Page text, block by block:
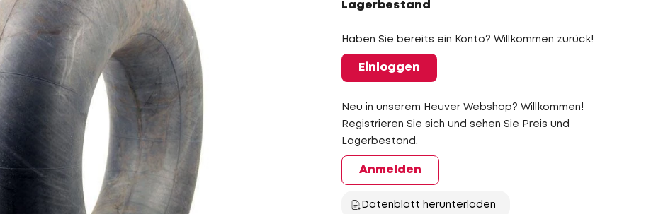
Lagerbestand
Haben Sie bereits ein Konto? Willkommen zurück!
Einloggen
Neu in unserem Heuver Webshop? Willkommen!
Registrieren Sie sich und sehen Sie Preis und
Lagerbestand.
Anmelden
Datenblatt herunterladen